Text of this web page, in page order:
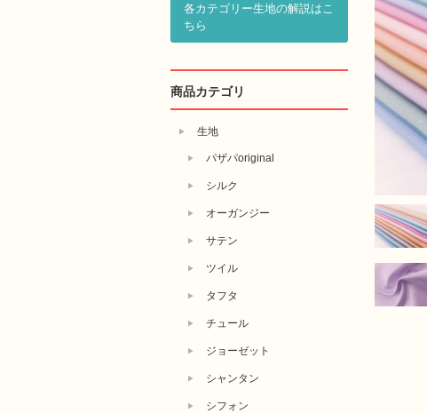
各カテゴリー生地の解説はこ
ちら
商品カテゴリ
生地
パザパoriginal
シルク
オーガンジー
サテン
ツイル
タフタ
チュール
ジョーゼット
シャンタン
シフォン